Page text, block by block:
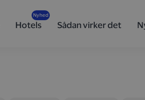
Hotels Sådan virker det